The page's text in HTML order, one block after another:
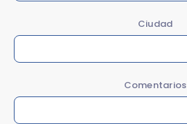
Ciudad
Comentarios